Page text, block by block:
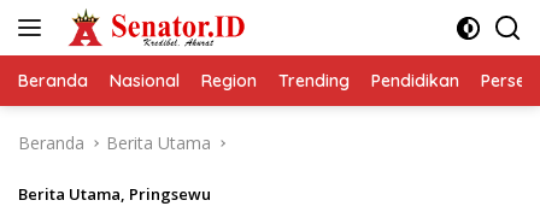
Beranda Nasional Region Trending Pendidikan
Beranda Berita Utama
Berita Utama, Pringsewu